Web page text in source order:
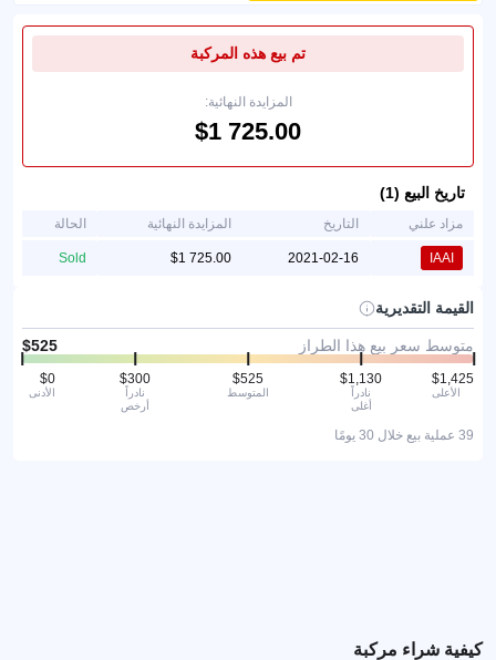
تم بيع هذه المركبة
المزايدة النهائية:
تاريخ البيع (1)
مزاد علني التاريخ المزايدة النهائية الحالة
IAAI
2021-02-16
Sold
القيمة التقديرية
متوسط سعر بيع هذا الطراز
الأدنى
نادراً
أرخص
المتوسط
نادراً
أغلى
الأعلى
39 عملية بيع خلال 30 يومًا
كيفية شراء مركبة